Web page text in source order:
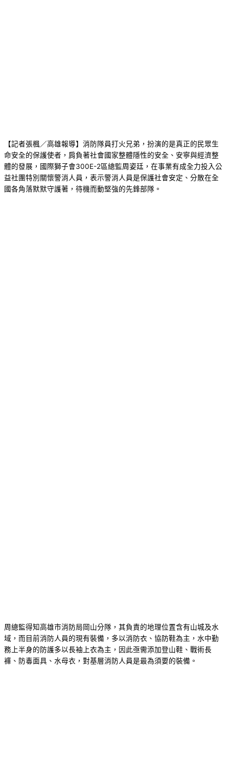
【記者張楓／高雄報導】消防隊員打火兄弟，扮演的是真正的民眾生
命安全的保護使者，肩負著社會國家整體隱性的安全、安寧與經濟整
體的發展，國際獅子會300E-2區總監周姿廷，在事業有成全力投入公
益社團特別關懷警消人員，表示警消人員是保護社會安定、分散在全
國各角落默默守護著，待機而動堅強的先鋒部隊。
周總監得知高雄市消防局岡山分隊，其負責的地理位置含有山城及水
域，而目前消防人員的現有裝備，多以消防衣、協防鞋為主，水中勤
務上半身的防護多以長袖上衣為主，因此亟需添加登山鞋、戰術長
褲、防毒面具、水母衣，對基層消防人員是最為須要的裝備。